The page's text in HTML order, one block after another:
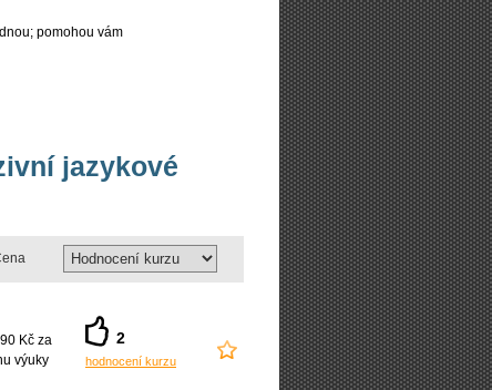
pomohou vám
jazykové
Kč za
výuky
2
hodnocení kurzu